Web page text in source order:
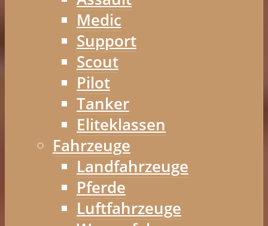
Medic
Support
Scout
Pilot
Tanker
Eliteklassen
Fahrzeuge
Landfahrzeuge
Pferde
Luftfahrzeuge